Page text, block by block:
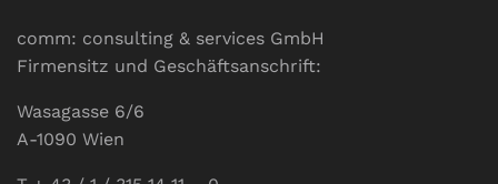
comm: consulting & services GmbH
Firmensitz und Geschäftsanschrift:
Wasagasse 6/6
A-1090 Wien